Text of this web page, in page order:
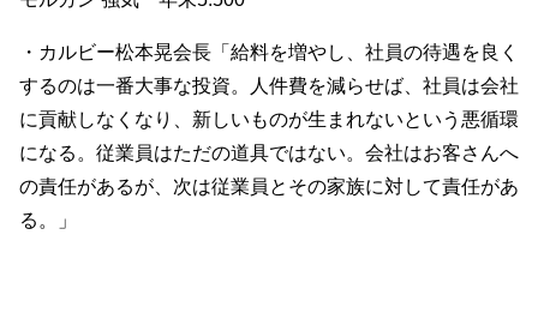
・カルビー松本晃会長「給料を増やし、社員の待遇を良く
するのは一番大事な投資。人件費を減らせば、社員は会社
に貢献しなくなり、新しいものが生まれないという悪循環
になる。従業員はただの道具ではない。会社はお客さんへ
の責任があるが、次は従業員とその家族に対して責任があ
る。」